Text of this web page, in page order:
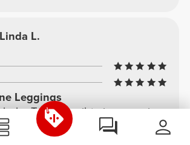
Linda L.
Leggings
Taille. Es gibt einen so ein
und sicheres Gefühl. Farbe wie